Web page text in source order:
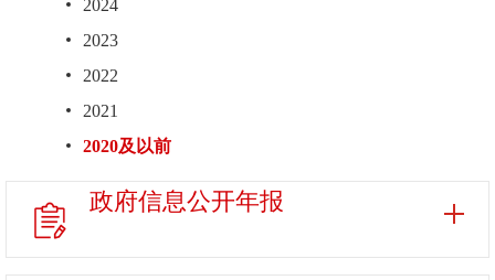
2024
2023
2022
2021
2020及以前
政府信息公开年报